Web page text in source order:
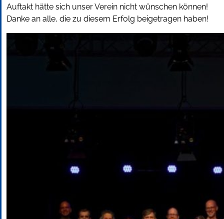
Auftakt hätte sich unser Verein nicht wünschen können!
Danke an alle, die zu diesem Erfolg beigetragen haben!